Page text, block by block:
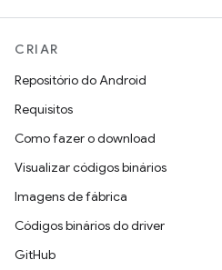
CRIAR
Repositório do Android
Requisitos
Como fazer o download
Visualizar códigos binários
Imagens de fábrica
Códigos binários do driver
GitHub